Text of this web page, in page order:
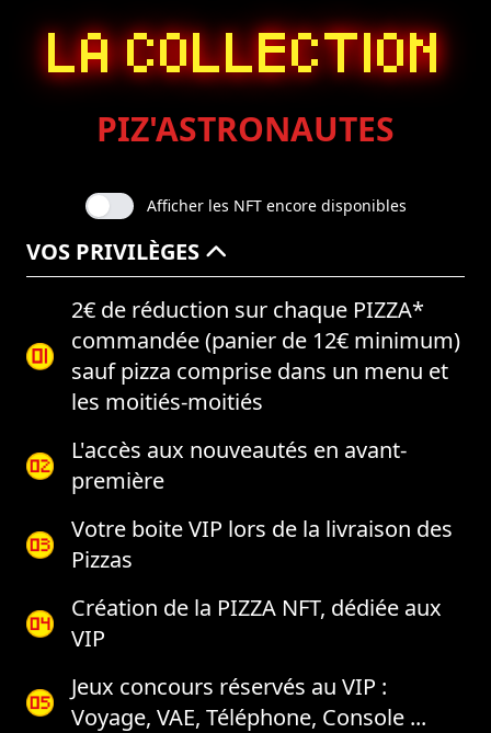
LA COLLECTION
PIZ'ASTRONAUTES
Afficher les NFT encore disponibles
VOS PRIVILÈGES
2€ de réduction sur chaque PIZZA*
commandée (panier de 12€ minimum)
sauf pizza comprise dans un menu et
les moitiés-moitiés
L'accès aux nouveautés en avant-
première
Votre boite VIP lors de la livraison des
Pizzas
Création de la PIZZA NFT, dédiée aux
VIP
Jeux concours réservés au VIP :
Voyage, VAE, Téléphone, Console ...